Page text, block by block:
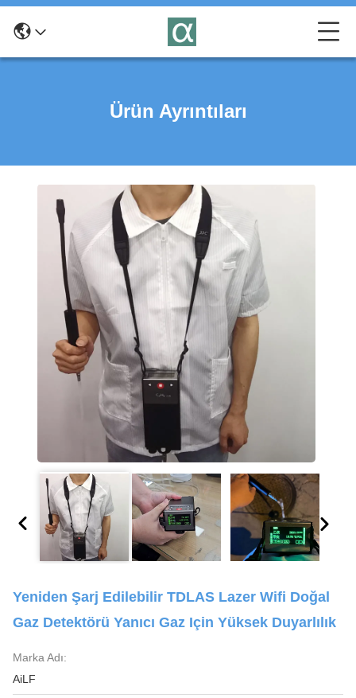
Ürün Ayrıntıları
Yeniden Şarj Edilebilir TDLAS Lazer Wifi Doğal
Gaz Detektörü Yanıcı Gaz Için Yüksek Duyarlılık
Marka Adı:
AiLF